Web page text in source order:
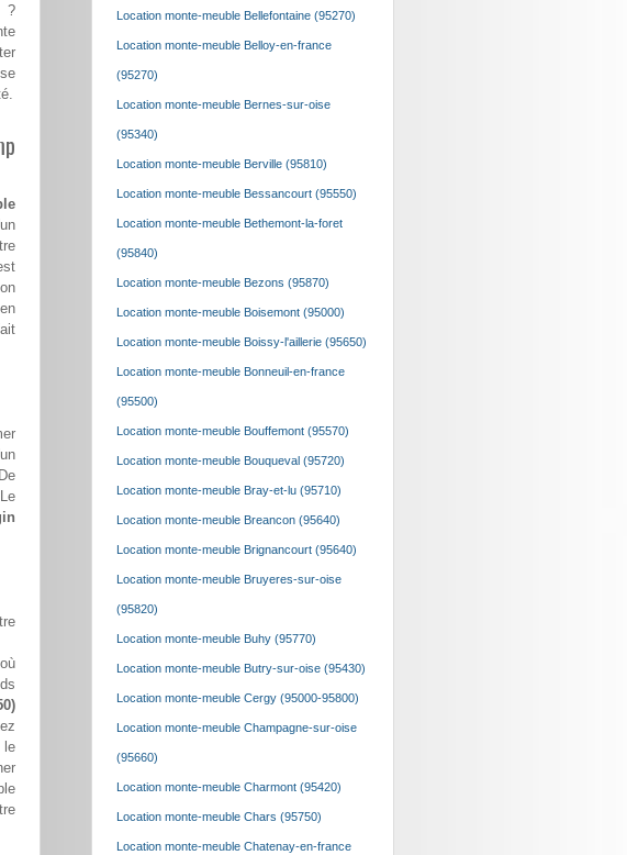
?
le
Location monte-meuble Bellefontaine (95270)
Location monte-meuble Belloy-en-france
(95270)
Location monte-meuble Bernes-sur-oise
(95340)
Location monte-meuble Berville (95810)
Location monte-meuble Bessancourt (95550)
Location monte-meuble Bethemont-la-foret
(95840)
Location monte-meuble Bezons (95870)
Location monte-meuble Boisemont (95000)
Location monte-meuble Boissy-l'aillerie (95650)
Location monte-meuble Bonneuil-en-france
(95500)
Location monte-meuble Bouffemont (95570)
Location monte-meuble Bouqueval (95720)
Location monte-meuble Bray-et-lu (95710)
Location monte-meuble Breancon (95640)
Location monte-meuble Brignancourt (95640)
Location monte-meuble Bruyeres-sur-oise
(95820)
Location monte-meuble Buhy (95770)
Location monte-meuble Butry-sur-oise (95430)
Location monte-meuble Cergy (95000-95800)
Location monte-meuble Champagne-sur-oise
(95660)
Location monte-meuble Charmont (95420)
Location monte-meuble Chars (95750)
Location monte-meuble Chatenay-en-france